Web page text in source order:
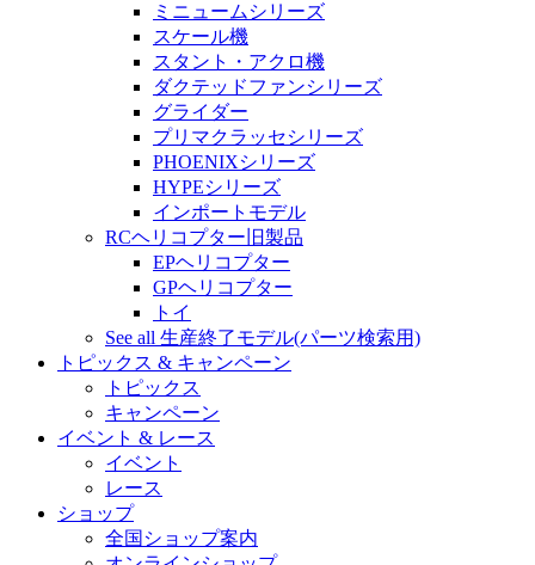
ミニュームシリーズ
スケール機
スタント・アクロ機
ダクテッドファンシリーズ
グライダー
プリマクラッセシリーズ
PHOENIXシリーズ
HYPEシリーズ
インポートモデル
RCヘリコプター旧製品
EPヘリコプター
GPヘリコプター
トイ
See all 生産終了モデル(パーツ検索用)
トピックス & キャンペーン
トピックス
キャンペーン
イベント & レース
イベント
レース
ショップ
全国ショップ案内